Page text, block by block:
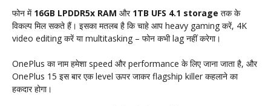
फोन में 16GB LPDDR5x RAM और 1TB UFS 4.1 storage तक के
विकल्प मिल सकते हैं। इसका मतलब है कि चाहे आप heavy gaming करें, 4K
video editing करें या multitasking – फोन कभी lag नहीं करेगा।
OnePlus का नाम हमेशा speed और performance के लिए जाना जाता है, और
OnePlus 15 इस बार एक level ऊपर जाकर flagship killer कहलाने का
हकदार होगा।